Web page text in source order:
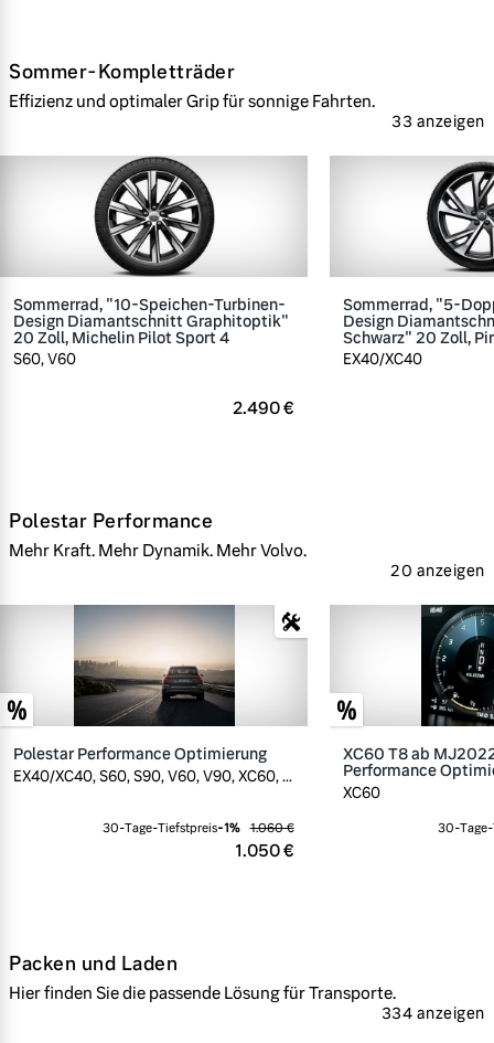
Sommer-Kompletträder
Effizienz und optimaler Grip für sonnige Fahrten.
33 anzeigen
Sommerrad, "10-Speichen-Turbinen-
Design Diamantschnitt Graphitoptik"
20 Zoll, Michelin Pilot Sport 4
S60, V60
2.490 €
Sommerrad, "5-
Design
Schwarz" 20 Zoll,
EX40/XC40
Polestar Performance
Mehr Kraft. Mehr Dynamik. Mehr Volvo.
20 anzeigen
Polestar Performance Optimierung
EX40/XC40, S60, S90, V60, V90, XC60, ...
1.050 €
30-Tage-Tiefstpreis-1% 1.060 €
XC60 T8 ab
Performance
XC60
30-
Packen und Laden
Hier finden Sie die passende Lösung für Transporte.
334 anzeigen